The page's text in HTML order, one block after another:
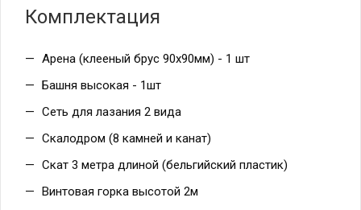
Комплектация
Арена (клееный брус 90х90мм) - 1 шт
Башня высокая - 1шт
Сеть для лазания 2 вида
Скалодром (8 камней и канат)
Скат 3 метра длиной (бельгийский пластик)
Винтовая горка высотой 2м